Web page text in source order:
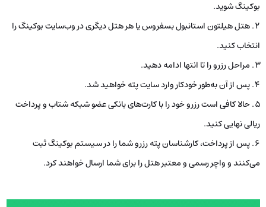
بوکینگ شوید.
هتل هیلتون استانبول بسفروس یا هر هتل دیگری در وب‌سایت بوکینگ را
انتخاب کنید.
مراحل رزرو را تا انتها ادامه دهید.
پس از آن به‌طور خودکار وارد سایت پته خواهید شد.
حالا کافی است رزرو خود را با کارت‌های بانکی عضو شبکه شتاب و پرداخت
ریالی نهایی کنید.
پس از پرداخت، کارشناسان پته رزرو شما را در سیستم بوکینگ ثبت
می‌کنند و واچر رسمی و معتبر هتل را برای شما ارسال خواهند کرد.